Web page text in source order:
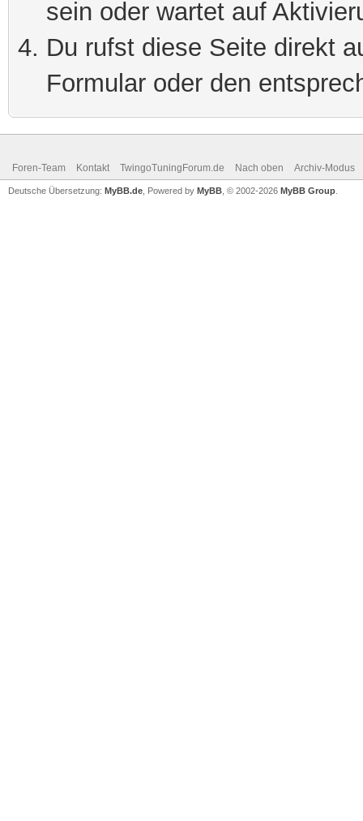
sein oder wartet auf
Du rufst diese Seite direkt
Formular oder den
Foren-Team Kontakt TwingoTuningForum.de Nach oben Archiv-Modus
Deutsche Übersetzung: MyBB.de , Powered by MyBB , © 2002-2026 MyBB Group